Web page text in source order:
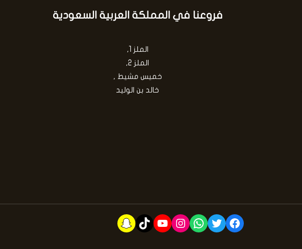
فروعنا في المملكة العربية السعودية
الملز 1,
الملز 2,
خميس مشيط ,
خالد بن الوليد
Facebook
Twitter
WhatsApp
Instagram
YouTube
TikTok
Snapchat